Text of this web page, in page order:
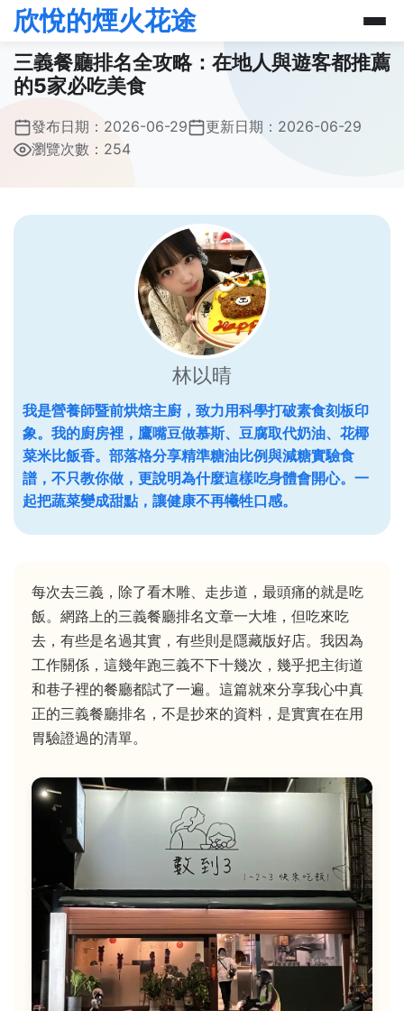
欣悅的煙火花途
三義餐廳排名全攻略：在地人與遊客都推薦
的5家必吃美食
發布日期： 2026-06-29 更新日期： 2026-06-29
瀏覽次數：254
林以晴
我是營養師暨前烘焙主廚，致力用科學打破素食刻板印
象。我的廚房裡，鷹嘴豆做慕斯、豆腐取代奶油、花椰
菜米比飯香。部落格分享精準糖油比例與減糖實驗食
譜，不只教你做，更說明為什麼這樣吃身體會開心。一
起把蔬菜變成甜點，讓健康不再犧牲口感。
每次去三義，除了看木雕、走步道，最頭痛的就是吃
飯。網路上的三義餐廳排名文章一大堆，但吃來吃
去，有些是名過其實，有些則是隱藏版好店。我因為
工作關係，這幾年跑三義不下十幾次，幾乎把主街道
和巷子裡的餐廳都試了一遍。這篇就來分享我心中真
正的三義餐廳排名，不是抄來的資料，是實實在在用
胃驗證過的清單。